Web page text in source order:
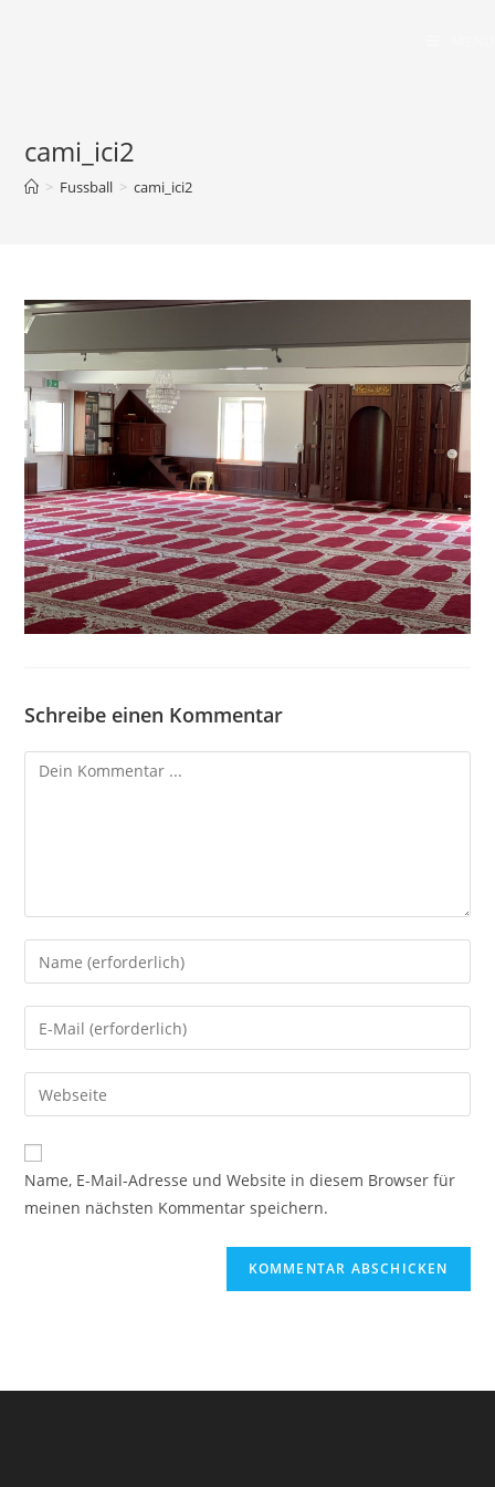
cami_ici2
> Fussball > cami_ici2
Schreibe einen Kommentar
Kommentieren
Gib
deinen
Namen
oder
zum
Kommentieren
ein
Gib
deine
E-
Mail-
zum
Kommentieren
ein
Gib
deine
Website-
URL
Name, E-Mail-Adresse und Website in diesem Browser für
meinen nächsten Kommentar speichern.